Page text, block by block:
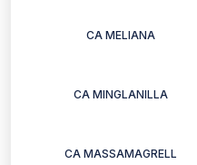
CA MELIANA
CA MINGLANILLA
CA MASSAMAGRELL